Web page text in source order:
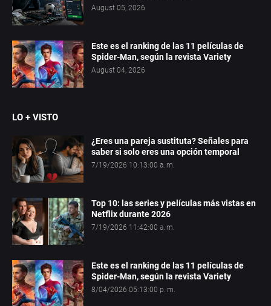
August 05, 2026
Este es el ranking de las 11 películas de
Spider-Man, según la revista Variety
August 04, 2026
LO + VISTO
¿Eres una pareja sustituta? Señales para
saber si solo eres una opción temporal
7/19/2026 10:13:00 a. m.
Top 10: las series y películas más vistas en
Netflix durante 2026
7/19/2026 11:42:00 a. m.
Este es el ranking de las 11 películas de
Spider-Man, según la revista Variety
8/04/2026 05:13:00 p. m.